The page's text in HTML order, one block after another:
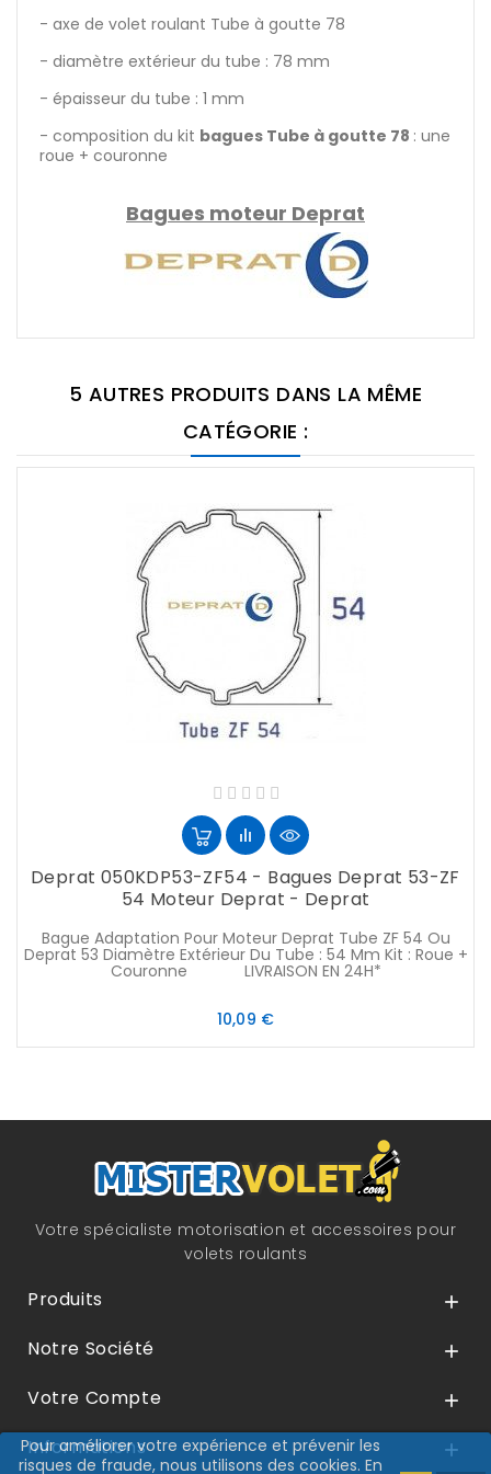
Pour améliorer votre expérience et prévenir les
risques de fraude, nous utilisons des cookies. En
- axe de volet roulant Tube à goutte 78
- diamètre extérieur du tube : 78 mm
- épaisseur du tube : 1 mm
- composition du kit bagues Tube à goutte 78 : une
roue + couronne
Bagues moteur Deprat
5 AUTRES PRODUITS DANS LA MÊME
CATÉGORIE :
Deprat 050KDP53-ZF54 - Bagues Deprat 53-ZF
54 Moteur Deprat - Deprat
Bague Adaptation Pour Moteur Deprat Tube ZF 54 Ou
Deprat 53 Diamètre Extérieur Du Tube : 54 Mm Kit : Roue +
Couronne LIVRAISON EN 24H*
10,09 €Prix
Votre spécialiste motorisation et accessoires pour
volets roulants
Produits 
Notre Société 
Votre Compte 
Informations 